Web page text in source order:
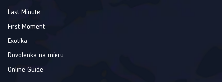
Last Minute
First Moment
Exotika
Dovolenka na mieru
Online Guide